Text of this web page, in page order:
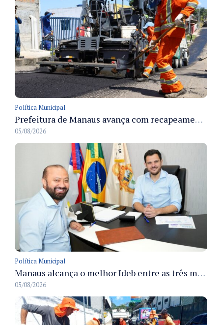
Política Municipal
Prefeitura de Manaus avança com recapeamento no Parque Rio Solimões e cobre cerca de 30 ruas
05/08/2026
Política Municipal
Manaus alcança o melhor Ideb entre as três maiores redes municipais do país em 2025 com avanço na aprendizagem
05/08/2026